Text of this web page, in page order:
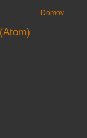
Domov